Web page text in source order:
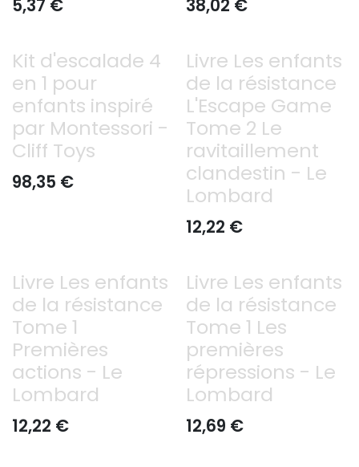
5,37 € 38,02 €
Kit d'escalade 4
en 1 pour
enfants inspiré
par Montessori -
Cliff Toys
98,35 €
Livre Les enfants
de la résistance
L'Escape Game
Tome 2 Le
ravitaillement
clandestin - Le
Lombard
12,22 €
Livre Les enfants
de la résistance
Tome 1
Premières
actions - Le
Lombard
12,22 €
Livre Les enfants
de la résistance
Tome 1 Les
premières
répressions - Le
Lombard
12,69 €